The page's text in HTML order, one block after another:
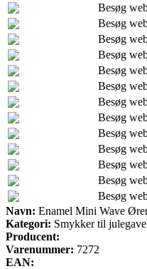
Besøg
Besøg
Besøg
Besøg
Besøg
Besøg
Besøg
Besøg
Besøg
Besøg
Besøg
Besøg
Besøg
Navn: Enamel Mini Wave
Kategori: Smykker til julegave
Producent:
Varenummer: 7272
EAN: